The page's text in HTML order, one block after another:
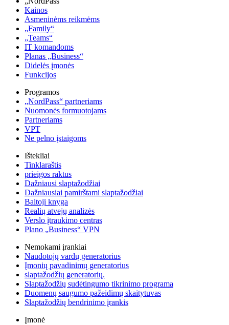
Kainos
Asmeninėms reikmėms
„Family“
„Teams“
IT komandoms
Planas „Business“
Didelės įmonės
Funkcijos
Programos
„NordPass“ partneriams
Nuomonės formuotojams
Partneriams
VPT
Ne pelno įstaigoms
Ištekliai
Tinklaraštis
prieigos raktus
Dažniausi slaptažodžiai
Dažniausiai pamirštami slaptažodžiai
Baltoji knyga
Realių atvejų analizės
Verslo įtraukimo centras
Plano „Business“ VPN
Nemokami įrankiai
Naudotojų vardų generatorius
Įmonių pavadinimų generatorius
slaptažodžių generatorių.
Slaptažodžių sudėtingumo tikrinimo programa
Duomenų saugumo pažeidimų skaitytuvas
Slaptažodžių bendrinimo įrankis
Įmonė